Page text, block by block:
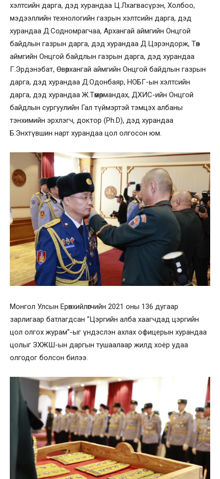
хэлтсийн дарга, дэд хурандаа Ц.Лхагвасүрэн, Холбоо,
мэдээллийн технологийн газрын хэлтсийн дарга, дэд
хурандаа Д.Содномрагчаа, Архангай аймгийн Онцгой
байдлын газрын дарга, дэд хурандаа Д.Цэрэндорж, Төв
аймгийн Онцгой байдлын газрын дарга, дэд хурандаа
Г.Эрдэнэбат, Өвөрхангай аймгийн Онцгой байдлын газрын
дарга, дэд хурандаа Д.Одонбаяр, НОБГ-ын хэлтсийн
дарга, дэд хурандаа Ж.Төмөрмандах, ДХИС-ийн Онцгой
байдлын сургуулийн Гал түймэртэй тэмцэх албаны
тэнхимийн эрхлэгч, доктор (Ph.D), дэд хурандаа
Б.Энхтүвшин нарт хурандаа цол олгосон юм.
Монгол Улсын Ерөнхийлөгчийн 2021 оны 136 дугаар
зарлигаар батлагдсан “Цэргийн алба хаагчдад цэргийн
цол олгох журам”-ыг үндэслэн ахлах офицерын хурандаа
цолыг ЗХЖШ-ын даргын тушаалаар жилд хоёр удаа
олгодог болсон билээ.